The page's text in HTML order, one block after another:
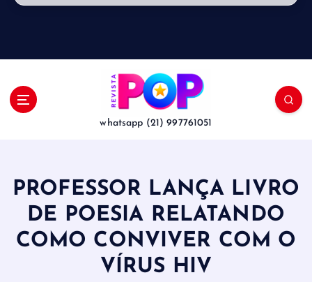
whatsapp (21) 997761051
PROFESSOR LANÇA LIVRO
DE POESIA RELATANDO
COMO CONVIVER COM O
VÍRUS HIV